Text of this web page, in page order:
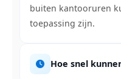
buiten kantooruren
toepassing zijn.
Hoe snel